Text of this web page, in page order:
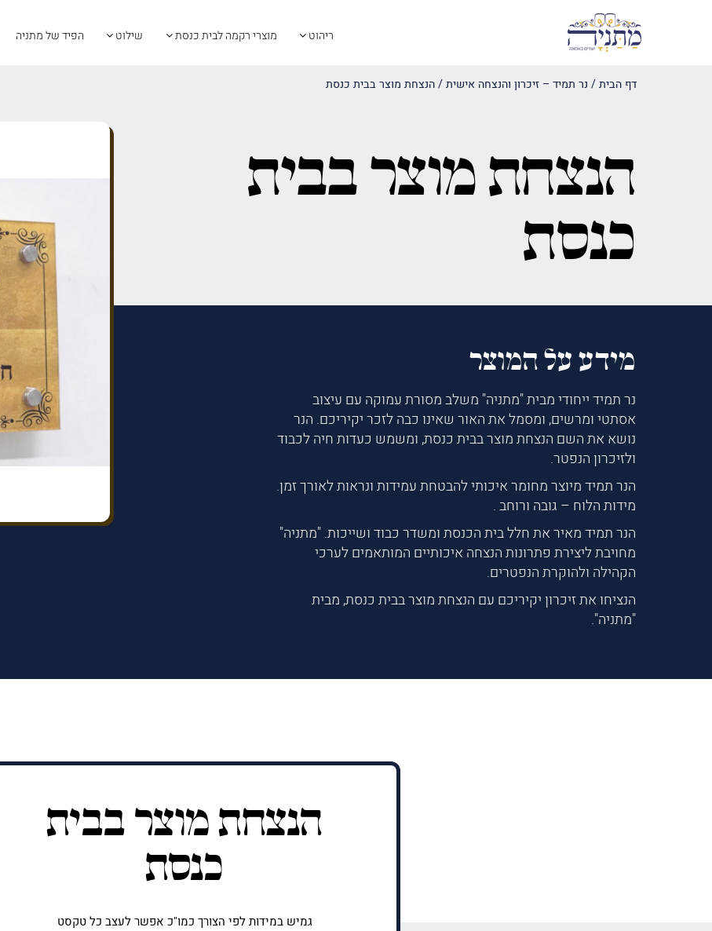
ריהוט מוצרי רקמה לבית כנסת שילוט הפיד של מתניה
דף הבית/ נר תמיד – זיכרון והנצחה אישית/הנצחת מוצר בבית כנסת
הנצחת מוצר בבית
כנסת
מידע על המוצר
נר תמיד ייחודי מבית "מתניה" משלב מסורת עמוקה עם עיצוב
אסתטי ומרשים, ומסמל את האור שאינו כבה לזכר יקיריכם. הנר
נושא את השם הנצחת מוצר בבית כנסת, ומשמש כעדות חיה לכבוד
ולזיכרון הנפטר.
הנר תמיד מיוצר מחומר איכותי להבטחת עמידות ונראות לאורך זמן.
מידות הלוח – גובה ורוחב .
הנר תמיד מאיר את חלל בית הכנסת ומשדר כבוד ושייכות. "מתניה"
מחויבת ליצירת פתרונות הנצחה איכותיים המותאמים לערכי
הקהילה ולהוקרת הנפטרים.
הנציחו את זיכרון יקיריכם עם הנצחת מוצר בבית כנסת, מבית
"מתניה".
הנצחת מוצר בבית
כנסת
גמיש במידות לפי הצורך כמו"כ אפשר לעצב כל טקסט